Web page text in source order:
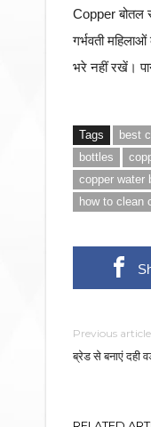
Copper बोतल
गर्भवती
भरे नहीं रखें।
Tags best
bottles
copper water
how to clean
Previous article
ब्रेड से बनाएं दही